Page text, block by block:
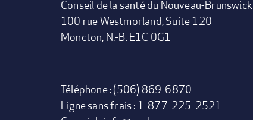
Conseil de la santé du Nouveau-Brunswick
100 rue Westmorland, Suite 120
Moncton, N.-B. E1C 0G1
Téléphone : (506) 869-6870
Ligne sans frais : 1-877-225-2521